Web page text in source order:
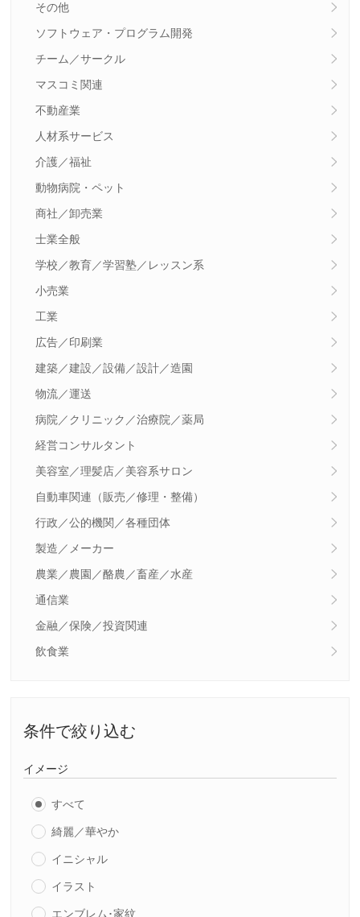
その他
ソフトウェア・プログラム開発
チーム／サークル
マスコミ関連
不動産業
人材系サービス
介護／福祉
動物病院・ペット
商社／卸売業
士業全般
学校／教育／学習塾／レッスン系
小売業
工業
広告／印刷業
建築／建設／設備／設計／造園
物流／運送
病院／クリニック／治療院／薬局
経営コンサルタント
美容室／理髪店／美容系サロン
自動車関連（販売／修理・整備）
行政／公的機関／各種団体
製造／メーカー
農業／農園／酪農／畜産／水産
通信業
金融／保険／投資関連
飲食業
条件で絞り込む
イメージ
すべて
綺麗／華やか
イニシャル
イラスト
エンブレム･家紋